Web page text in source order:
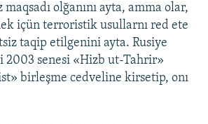
olğanını ayta, amma olar,
içün terroristik usullarnı red ete
taqip etilgenini ayta. Rusiye
2003 senesi «Hizb ut-Tahrir»
birleşme cedveline kirsetip, onı